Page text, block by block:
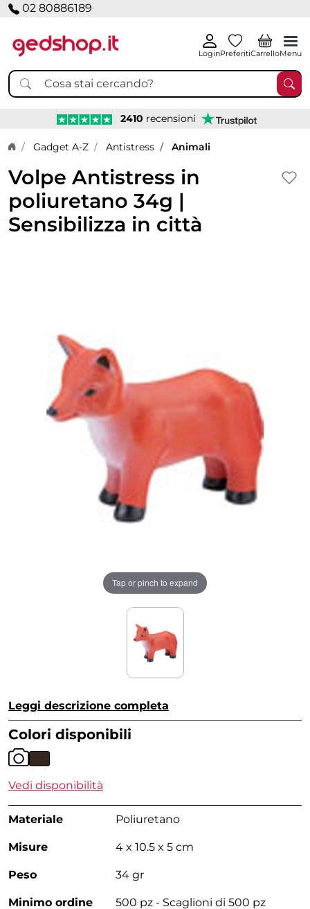
02 80886189
LoginPreferitiCarrelloMenu
2410 recensioni
Home page
Gadget A-Z Antistress Animali
Volpe Antistress in
poliuretano 34g |
Sensibilizza in città
Tap or pinch to expand
Leggi descrizione completa
Colori disponibili
Vedi disponibilità
Materiale Poliuretano
Misure 4 x 10.5 x 5 cm
Peso 34 gr
Minimo ordine 500 pz - Scaglioni di 500 pz